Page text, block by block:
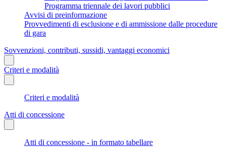
Programma triennale dei lavori pubblici
Avvisi di preinformazione
Provvedimenti di esclusione e di ammissione dalle procedure
di gara
Sovvenzioni, contributi, sussidi, vantaggi economici
Criteri e modalità
Criteri e modalità
Atti di concessione
Atti di concessione - in formato tabellare